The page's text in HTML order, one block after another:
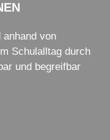
von
Schulalltag durch
und begreifbar